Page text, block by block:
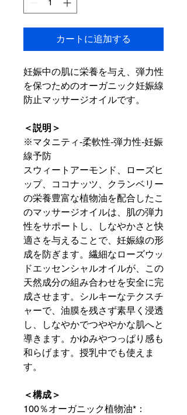
カートに追加する
妊娠中の肌に栄養を与え、弾力性
を保つためのオーガニック妊娠線
防止マッサージオイルです。
＜説明＞
※マタニティ‐柔軟性‐弾力性‐妊娠
線予防
スウィートアーモンド、ローズヒ
ップ、ココナッツ、クランベリー
の栄養豊富な植物油を配合したこ
のマッサージオイルは、肌の弾力
性をサポートし、しなやかさと快
適さを与えることで、妊娠線の形
成を防ぎます。繊細なローズウッ
ドエッセンシャルオイルが、この
天然成分の組み合わせを安全に完
成させます。シルキーなテクスチ
ャーで、油膜を残さず素早く浸透
し、しなやかでつややかな肌へと
導きます。かゆみやつっぱり感も
和らげます。授乳中でも使えま
す。
＜構成＞
100％オーガニック植物油*：